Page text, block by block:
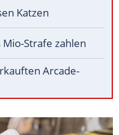
Katzen
Strafe zahlen
Arcade-